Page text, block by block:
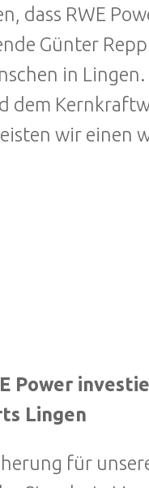
dass RWE
Günter
in
dem
wir einen
Power
Lingen
für